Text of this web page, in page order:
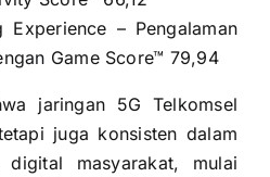
Experience – Pengalaman
Game Score™ 79,94
jaringan 5G Telkomsel
juga konsisten dalam
digital masyarakat, mulai